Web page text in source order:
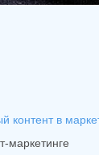
контент в
маркетинге